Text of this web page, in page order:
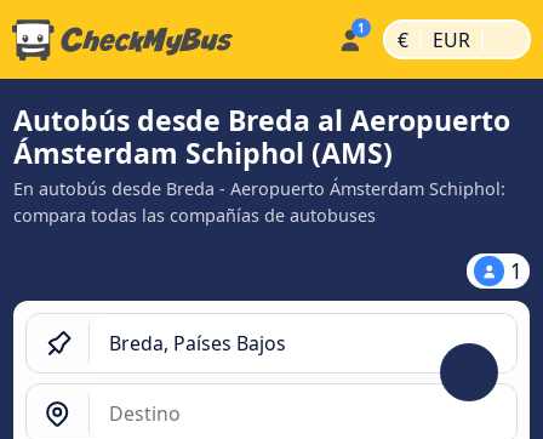
€ | EUR |
Autobús desde Breda al Aeropuerto
Ámsterdam Schiphol (AMS)
En autobús desde Breda - Aeropuerto Ámsterdam Schiphol:
compara todas las compañías de autobuses
1